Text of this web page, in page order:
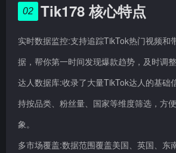
02 Tik178 核心特点
实时数据监控:支持追踪TikTok热门视频和
据，帮你第一时间发现爆款趋势，及时调整
达人数据库:收录了大量TikTok达人的基础
持按品类、粉丝量、国家等维度筛选，方
象。
多市场覆盖:数据范围覆盖美国、英国、东